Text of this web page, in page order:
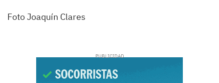
Foto Joaquín Clares